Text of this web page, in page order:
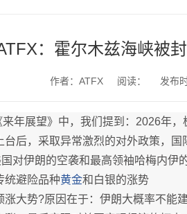
：霍尔木兹海峡被
作者：ATFX 阅读： 发布
年展望》中，我们提到：2026年
台后，采取异常激烈的对外政策，国
对伊朗的空袭和最高领袖哈梅内
统避险品种黄金和白银的涨势
涨大势?原因在于：伊朗大概率不能